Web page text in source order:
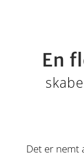
En
Det er nemt